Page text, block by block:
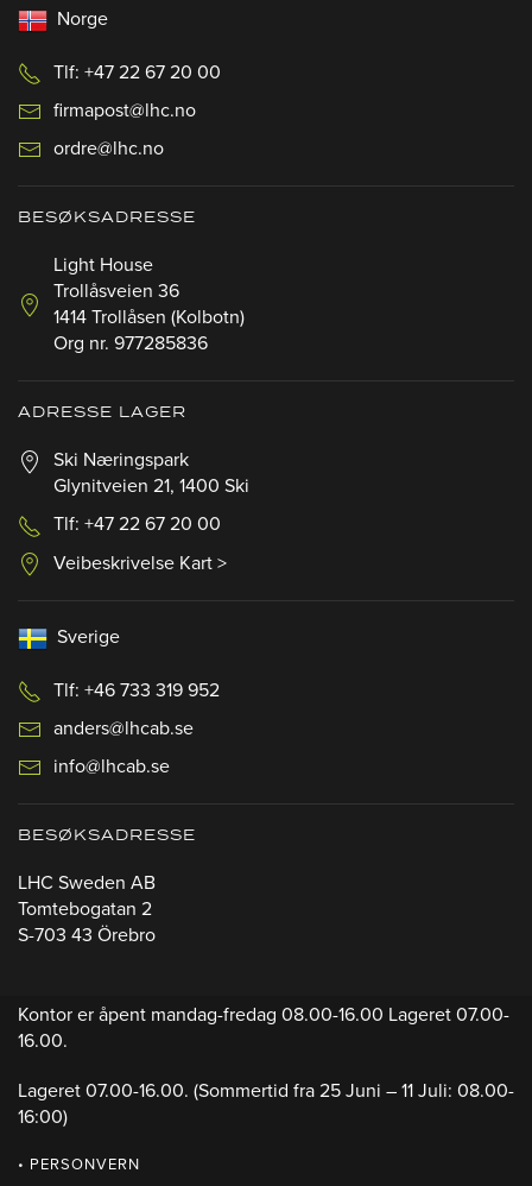
Norge
Tlf: +47 22 67 20 00
firmapost@lhc.no
ordre@lhc.no
BESØKSADRESSE
Light House
Trollåsveien 36
1414 Trollåsen (Kolbotn)
Org nr. 977285836
ADRESSE LAGER
Ski Næringspark
Glynitveien 21, 1400 Ski
Tlf: +47 22 67 20 00
Veibeskrivelse Kart >
Sverige
Tlf: +46 733 319 952
anders@lhcab.se
info@lhcab.se
BESØKSADRESSE
LHC Sweden AB
Tomtebogatan 2
S-703 43 Örebro
Kontor er åpent mandag-fredag 08.00-16.00 Lageret 07.00-
16.00.
Lageret 07.00-16.00. (Sommertid fra 25 Juni – 11 Juli: 08.00-
16:00)
• PERSONVERN